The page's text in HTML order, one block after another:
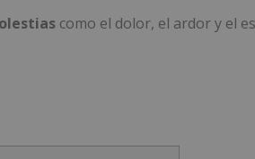
como el dolor, el ardor y el